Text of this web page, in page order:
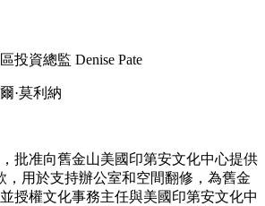
投資總監 Denise Pate
·莫利納
批准向舊金山美國印第安文化中心提供
，用於支持辦公室和空間翻修，為舊金
授權文化事務主任與美國印第安文化中